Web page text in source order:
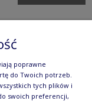
poprawne
do Twoich potrzeb.
tych plików i
swoich preferencji,